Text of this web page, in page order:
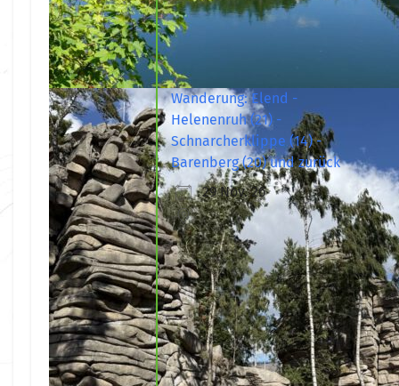
Wanderung: Elend -
Helenenruh (21) -
Schnarcherklippe (14) -
Barenberg (20) und zurück
29 Nov. 26